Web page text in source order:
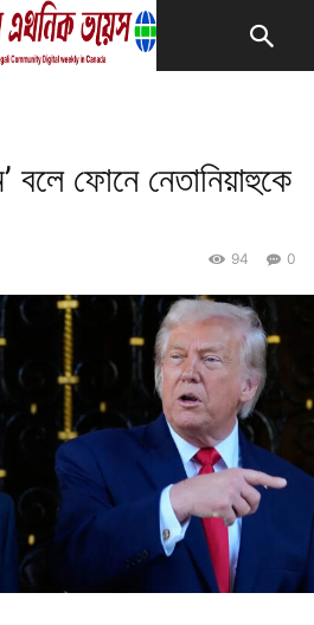
বলে ফোনে নেতানিয়াহুকে
0
94